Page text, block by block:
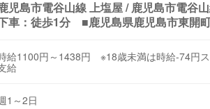
児島市電谷山線 上塩屋 / 鹿児島市電谷
車：徒歩1分 ■鹿児島県鹿児島市東開
給1100円～1438円 ※18歳未満は時給-74
給
1～2日